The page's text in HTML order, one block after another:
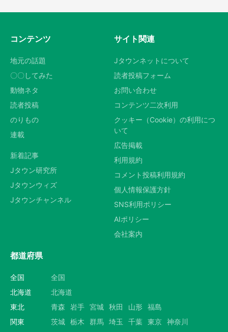
コンテンツ
地元の話題
〇〇してみた
動物ネタ
読者投稿
のりもの
連載
新着記事
Jタウン研究所
Jタウンウィズ
Jタウンチャンネル
サイト関連
Jタウンネットについて
読者投稿フォーム
お問い合わせ
コンテンツ二次利用
クッキー（Cookie）の利用につ
いて
広告掲載
利用規約
コメント投稿利用規約
個人情報保護方針
SNS利用ポリシー
AIポリシー
会社案内
都道府県
全国
全国
北海道
北海道
東北
青森 岩手 宮城 秋田 山形 福島
関東
茨城 栃木 群馬 埼玉 千葉 東京 神奈川